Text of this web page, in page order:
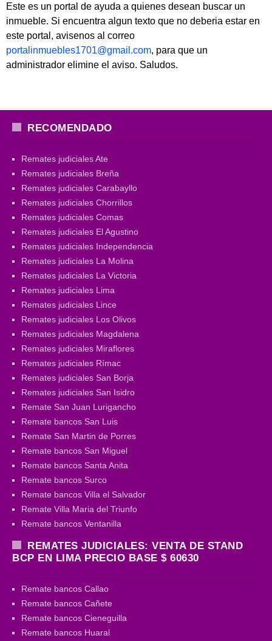
Este es un portal de ayuda a quienes desean buscar un
inmueble. Si encuentra algun texto que no deberia estar en
este portal, avisenos al correo
portalinmuebles1701@gmail.com, para que un
administrador elimine el aviso. Saludos.
RECOMENDADO
Remates judiciales Ate
Remates judiciales Breña
Remates judiciales Carabayllo
Remates judiciales Chorrillos
Remates judiciales Comas
Remates judiciales El Agustino
Remates judiciales Independencia
Remates judiciales La Molina
Remates judiciales La Victoria
Remates judiciales Lima
Remates judiciales Lince
Remates judiciales Los Olivos
Remates judiciales Magdalena
Remates judiciales Miraflores
Remates judiciales Rímac
Remates judiciales San Borja
Remates judiciales San Isidro
Remate San Juan Lurigancho
Remate bancos San Luis
Remate San Martin de Porres
Remate bancos San Miguel
Remate bancos Santa Anita
Remate bancos Surco
Remate bancos Villa el Salvador
Remate Villa Maria del Triunfo
Remate bancos Ventanilla
REMATES JUDICIALES: VENTA DE STAND
BCP EN LIMA PRECIO BASE $ 60630
Remate bancos Callao
Remate bancos Cañete
Remate bancos Cieneguilla
Remate bancos Huaral